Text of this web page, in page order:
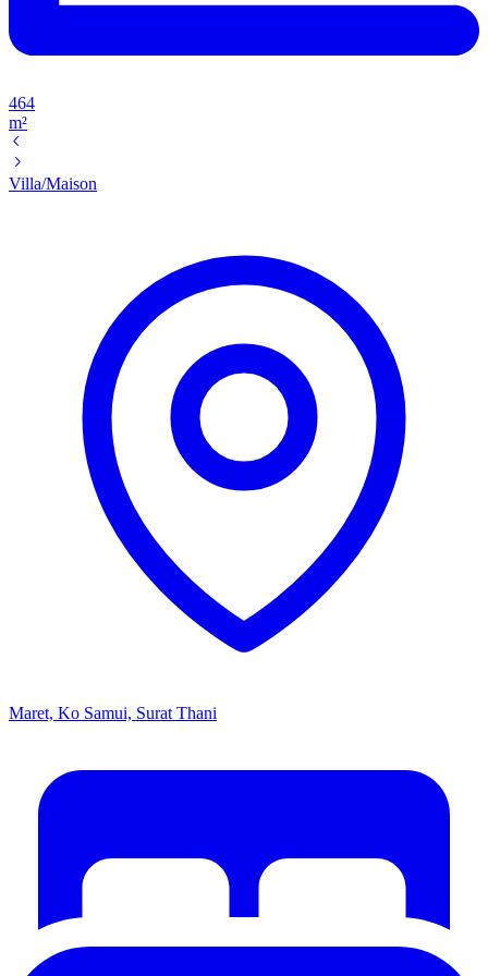
464
m²
Villa/Maison
Maret, Ko Samui, Surat Thani